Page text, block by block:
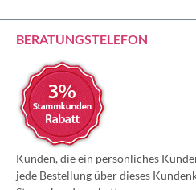
BERATUNGSTELEFON
Kunden, die ein persönliches
jede Bestellung über dieses